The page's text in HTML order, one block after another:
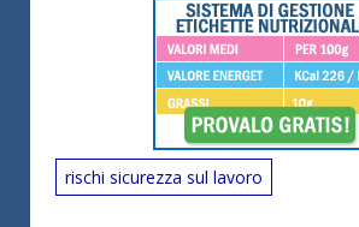
rischi sicurezza sul lavoro